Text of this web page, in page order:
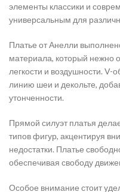
элементы классики и
универсальным для
Платье от Анелли
материала, который нежно
легкости и воздушности. V-
линию шеи и декольте,
утонченности.
Прямой силуэт платья
типов фигур, акцентируя
недостатки. Платье
обеспечивая свободу
Особое внимание стоит